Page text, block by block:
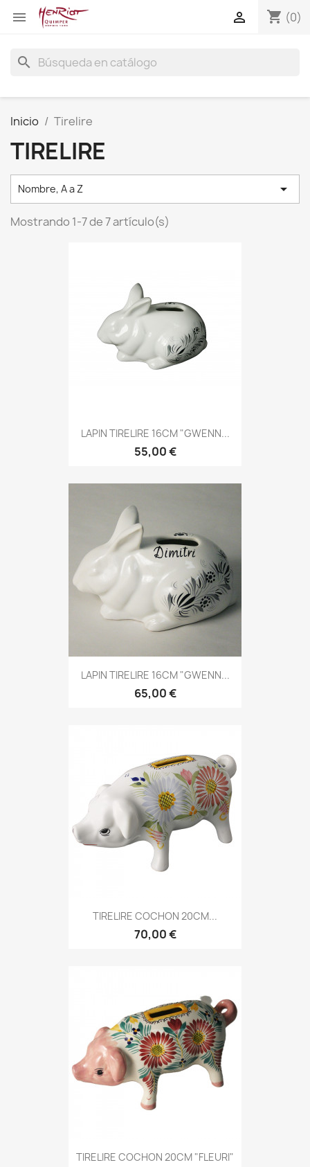
 shopping_cart (0)

search
Inicio Tirelire
TIRELIRE
Nombre, A a Z 
Mostrando 1-7 de 7 artículo(s)
LAPIN TIRELIRE 16CM "GWENN...
55,00 €
LAPIN TIRELIRE 16CM "GWENN...
65,00 €
TIRELIRE COCHON 20CM...
70,00 €
TIRELIRE COCHON 20CM "FLEURI"